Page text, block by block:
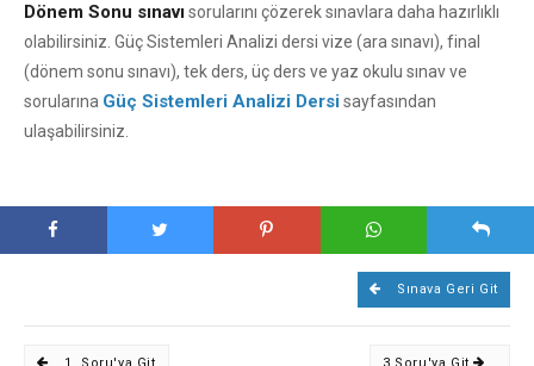
Dönem Sonu sınavısorularını çözerek sınavlara daha hazırlıklı
olabilirsiniz. Güç Sistemleri Analizi dersi vize (ara sınavı), final
(dönem sonu sınavı), tek ders, üç ders ve yaz okulu sınav ve
sorularına Güç Sistemleri Analizi Dersisayfasından
ulaşabilirsiniz.
Sınava Geri Git